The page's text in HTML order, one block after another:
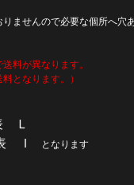
ませんので必要な個所へ穴
料が異なります。
となります。）
Ｌ
Ｉ
となります